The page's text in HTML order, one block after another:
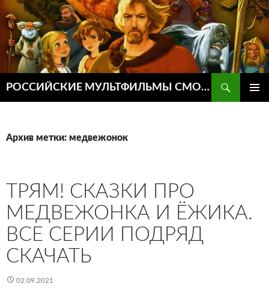
РОССИЙСКИЕ МУЛЬТФИЛЬМЫ СМОТРЕТЬ ОНЛАЙН
Архив метки: медвежонок
ТРЯМ! СКАЗКИ ПРО
МЕДВЕЖОНКА И ЁЖИКА.
ВСЕ СЕРИИ ПОДРЯД
СКАЧАТЬ
02.09.2021